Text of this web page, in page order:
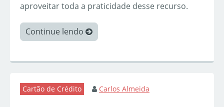
aproveitar toda a praticidade desse recurso.
Continue lendo
Cartão de Crédito Carlos Almeida